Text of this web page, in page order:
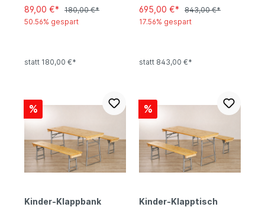
89,00 €*
180,00 €*
50.56% gespart
statt 180,00 €*
695,00 €*
843,00 €*
17.56% gespart
statt 843,00 €*
%
Kinder-Klappbank
%
Kinder-Klapptisch